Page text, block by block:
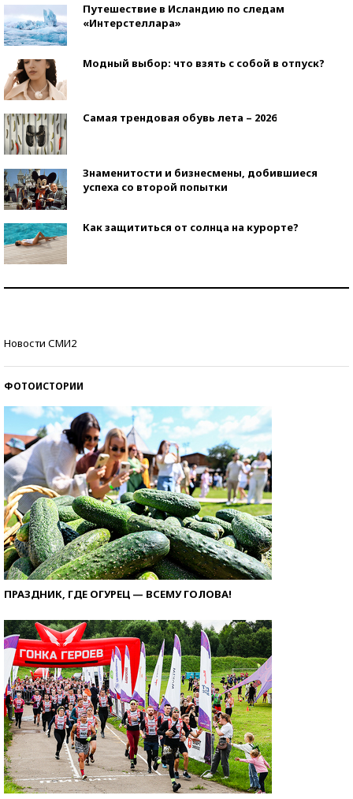
Путешествие в Исландию по следам
«Интерстеллара»
Модный выбор: что взять с собой в отпуск?
Самая трендовая обувь лета – 2026
Знаменитости и бизнесмены, добившиеся
успеха со второй попытки
Как защититься от солнца на курорте?
деньгами?
Новости СМИ2
ФОТОИСТОРИИ
ПРАЗДНИК, ГДЕ ОГУРЕЦ — ВСЕМУ ГОЛОВА!